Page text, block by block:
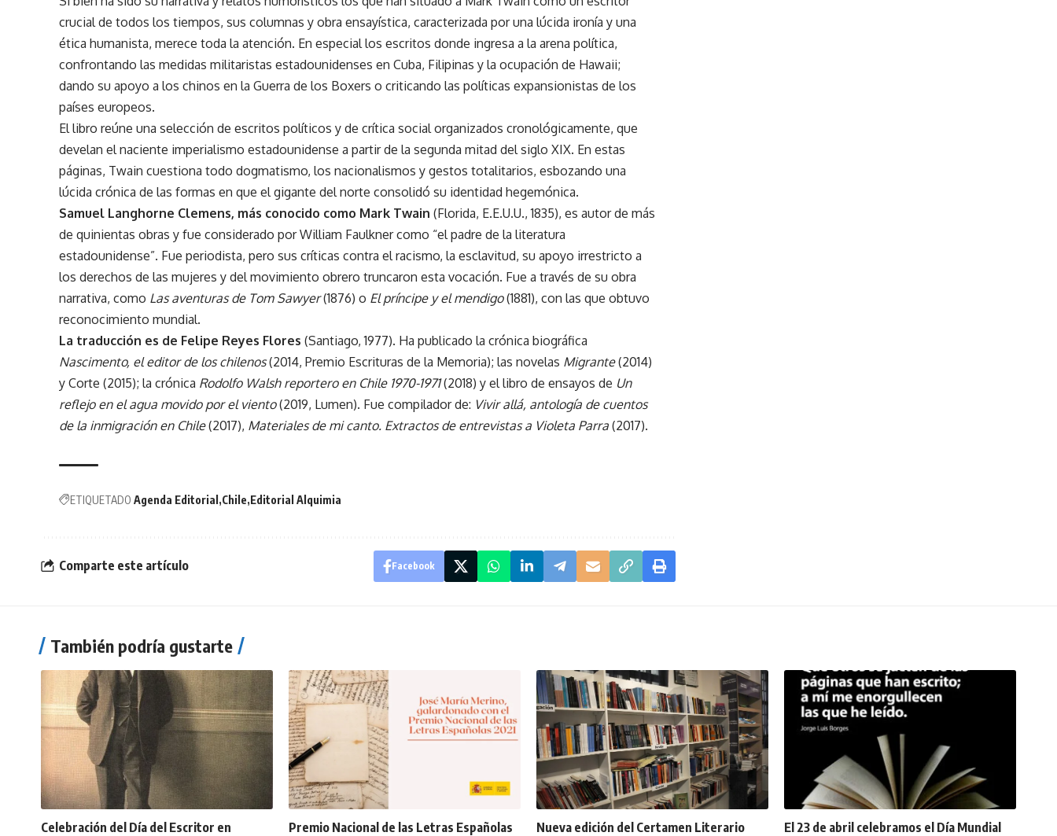
crucial de todos los tiempos, sus columnas y obra ensayística, caracterizada por una lúcida ironía y una
ética humanista, merece toda la atención. En especial los escritos donde ingresa a la arena política,
confrontando las medidas militaristas estadounidenses en Cuba, Filipinas y la ocupación de Hawaii;
dando su apoyo a los chinos en la Guerra de los Boxers o criticando las políticas expansionistas de los
países europeos.
El libro reúne una selección de escritos políticos y de crítica social organizados cronológicamente, que
develan el naciente imperialismo estadounidense a partir de la segunda mitad del siglo XIX. En estas
páginas, Twain cuestiona todo dogmatismo, los nacionalismos y gestos totalitarios, esbozando una
lúcida crónica de las formas en que el gigante del norte consolidó su identidad hegemónica.
Samuel Langhorne Clemens, más conocido como Mark Twain (Florida, E.E.U.U., 1835), es autor de más
de quinientas obras y fue considerado por William Faulkner como “el padre de la literatura
estadounidense”. Fue periodista, pero sus críticas contra el racismo, la esclavitud, su apoyo irrestricto a
los derechos de las mujeres y del movimiento obrero truncaron esta vocación. Fue a través de su obra
narrativa, como Las aventuras de Tom Sawyer(1876) o El príncipe y el mendigo(1881), con las que obtuvo
reconocimiento mundial.
La traducción es de Felipe Reyes Flores (Santiago, 1977). Ha publicado la crónica biográfica
Nascimento, el editor de los chilenos(2014, Premio Escrituras de la Memoria); las novelas Migrante(2014)
y Corte (2015); la crónica Rodolfo Walsh reportero en Chile 1970-1971(2018) y el libro de ensayos de Un
reflejo en el agua movido por el viento(2019, Lumen). Fue compilador de: Vivir allá, antología de cuentos
de la inmigración en Chile(2017), Materiales de mi canto. Extractos de entrevistas a Violeta Parra (2017).
ETIQUETADO Agenda Editorial Chile Editorial Alquimia
Comparte este artículo Facebook
También podría gustarte
Celebración del Día del Escritor en Premio Nacional de las Letras Españolas Nueva edición del Certamen Literario El 23 de abril celebramos el Día Mundial